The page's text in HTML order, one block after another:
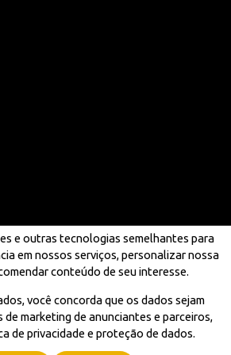
e outras tecnologias semelhantes para
em nossos serviços, personalizar nossa
conteúdo de seu interesse.
você concorda que os dados sejam
marketing de anunciantes e parceiros,
de privacidade e proteção de dados.